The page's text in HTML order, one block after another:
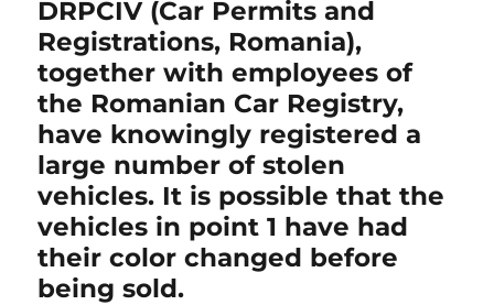
DRPCIV (Car Permits and
Registrations, Romania),
together with employees of
the Romanian Car Registry,
have knowingly registered a
large number of stolen
vehicles. It is possible that the
vehicles in point 1 have had
their color changed before
being sold.